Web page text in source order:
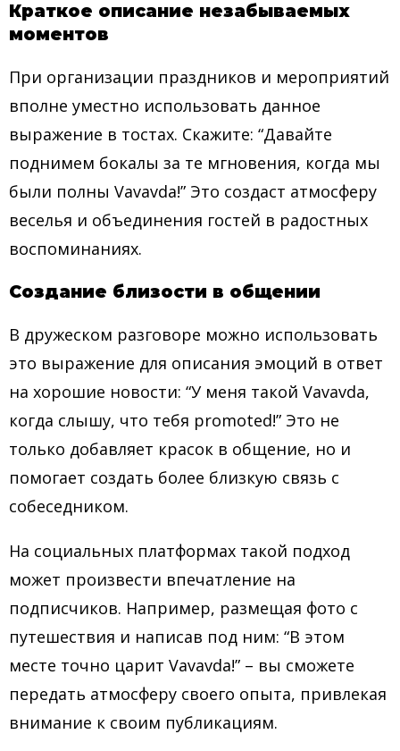
Краткое описание незабываемых
моментов
При организации праздников и мероприятий
вполне уместно использовать данное
выражение в тостах. Скажите: “Давайте
поднимем бокалы за те мгновения, когда мы
были полны Vavavda!” Это создаст атмосферу
веселья и объединения гостей в радостных
воспоминаниях.
Создание близости в общении
В дружеском разговоре можно использовать
это выражение для описания эмоций в ответ
на хорошие новости: “У меня такой Vavavda,
когда слышу, что тебя promoted!” Это не
только добавляет красок в общение, но и
помогает создать более близкую связь с
собеседником.
На социальных платформах такой подход
может произвести впечатление на
подписчиков. Например, размещая фото с
путешествия и написав под ним: “В этом
месте точно царит Vavavda!” – вы сможете
передать атмосферу своего опыта, привлекая
внимание к своим публикациям.